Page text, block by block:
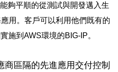
夠平順的從測試與開發邁入生
用。客戶可以利用他們既有的
施到 AWS環境的BIG-IP。
商區隔的先進應用交付控制